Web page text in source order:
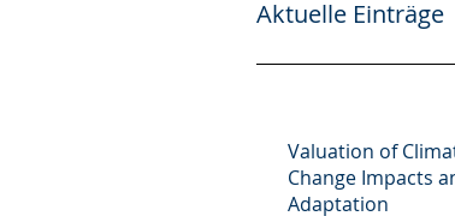
Aktuelle Einträge
Valuation of
Change Impacts
Adaptation